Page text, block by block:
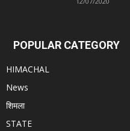
POPULAR CATEGORY
HIMACHAL
News
शिमला
STATE